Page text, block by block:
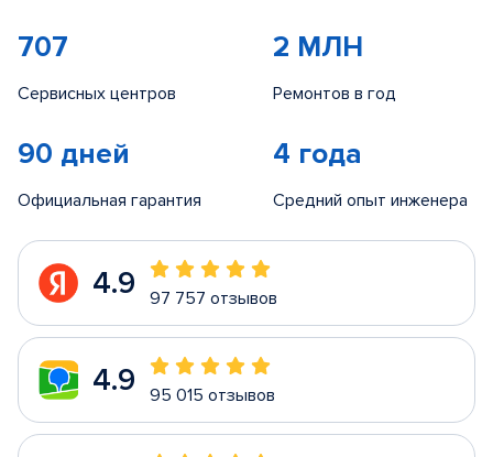
707
Сервисных центров
2 МЛН
Ремонтов в год
90 дней
Официальная гарантия
4 года
Средний опыт инженера
4.9 97 757 отзывов
4.9 95 015 отзывов